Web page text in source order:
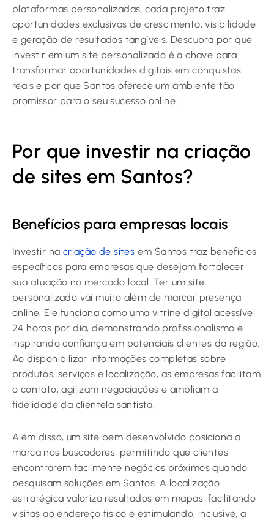
plataformas personalizadas, cada projeto traz
oportunidades exclusivas de crescimento, visibilidade
e geração de resultados tangíveis. Descubra por que
investir em um site personalizado é a chave para
transformar oportunidades digitais em conquistas
reais e por que Santos oferece um ambiente tão
promissor para o seu sucesso online.
Por que investir na criação
de sites em Santos?
Benefícios para empresas locais
Investir na criação de sites em Santos traz benefícios
específicos para empresas que desejam fortalecer
sua atuação no mercado local. Ter um site
personalizado vai muito além de marcar presença
online. Ele funciona como uma vitrine digital acessível
24 horas por dia, demonstrando profissionalismo e
inspirando confiança em potenciais clientes da região.
Ao disponibilizar informações completas sobre
produtos, serviços e localização, as empresas facilitam
o contato, agilizam negociações e ampliam a
fidelidade da clientela santista.
Além disso, um site bem desenvolvido posiciona a
marca nos buscadores, permitindo que clientes
encontrarem facilmente negócios próximos quando
pesquisam soluções em Santos. A localização
estratégica valoriza resultados em mapas, facilitando
visitas ao endereço físico e estimulando, inclusive, a